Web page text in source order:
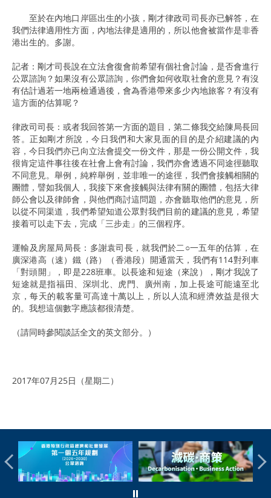
至於在內地口岸區出生的小孩，剛才律政司司長亦已解答，在
我們法律適用性方面，內地法律是適用的，所以他會被當作是非香
港出生的。多謝。
記者：剛才司長說在立法會復會前希望有個社會討論，是否會進行
公眾諮詢？如果沒有公眾諮詢，你們會如何收取社會的意見？有沒
有估計過若一地兩檢通過後，會為香港帶來多少內地旅客？有沒有
這方面的估算呢？
律政司司長：或者我回答第一方面的題目，第二條我交給陳局長回
答。正如剛才所說，今日我們和大家見面的目的是介紹建議的內
容，今日我們亦已向立法會提交一份文件，那是一份公開文件，我
很肯定這件事往後在社會上會有討論，我們亦會透過不同途徑聽取
不同意見。舉例，純粹舉例，並非唯一的途徑，我們會接觸相關的
團體，譬如我個人，我接下來會接觸與法律有關的團體，包括大律
師公會以及律師會，與他們商討這問題，亦會聽取他們的意見，所
以從不同渠道，我們希望知道公眾對我們目前的建議的意見，希望
接着可以走下去，完成「三步走」的三個程序。
運輸及房屋局局長：多謝袁司長，就我們於二○一五年的估算，在
廣深港高（速）鐵（路）（香港段）開通當天，我們有114對列車
「對頭開」，即是228班車。以長途和短途（來說），剛才我說了
短途就是指福田、深圳北、虎門、廣州南，加上長途可能遠至北
京，每天的載客量可高達十萬以上，所以人流和經濟效益是很大
的。我想這個數字應該都很清楚。
（請同時參閱談話全文的英文部分。）
2017年07月25日（星期二）